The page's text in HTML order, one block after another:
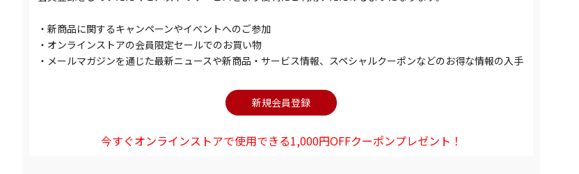
・新商品に関するキャンペーンやイベントへのご参加
・オンラインストアの会員限定セールでのお買い物
・メールマガジンを通じた最新ニュースや新商品・サービス情報、スペシャルクーポンなどのお得な情報の入手
今すぐオンラインストアで使用できる1,000円OFFクーポンプレゼント！